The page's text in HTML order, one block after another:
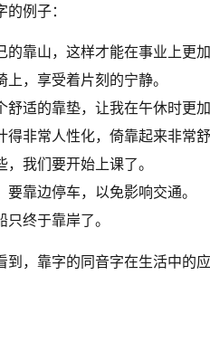
例子：
的靠山，这样才能在事业上更加
，享受着片刻的宁静。
舒适的靠垫，让我在午休时更加
得非常人性化，倚靠起来非常舒
我们要开始上课了。
靠边停车，以免影响交通。
终于靠岸了。
，靠字的同音字在生活中的